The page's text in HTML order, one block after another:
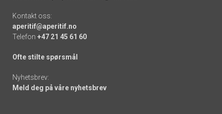
Kontakt oss:
aperitif@aperitif.no
Telefon +47 21 45 61 60
Ofte stilte spørsmål
Nyhetsbrev:
Meld deg på våre nyhetsbrev